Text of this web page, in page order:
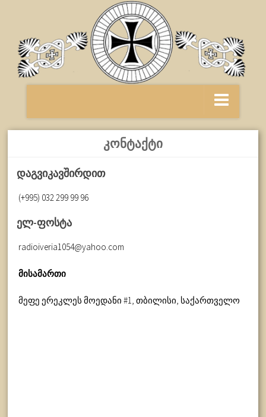
მთავარი
პირდაპირი ეთერი
პატრიარქის ქადაგება
შესაბამისობის დეკლარაცია
კონტაქტი
ᲙᲝᲜᲢᲐᲥᲢᲘ
დაგვიკავშირდით
(+995) 032 299 99 96
ელ-ფოსტა
radioiveria1054@yahoo.com
მისამართი
მეფე ერეკლეს მოედანი #1, თბილისი, საქართველო